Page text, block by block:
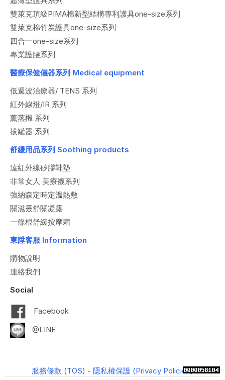
雙萊克頂級PIMA棉新型結構專利護具one-size系列
雙萊克棉竹炭護具one-size系列
四合一one-size系列
專業護腰系列
醫療保健儀器系列 Medical equipment
低週波治療器/ TENS 系列
紅外線燈/IR 系列
薰蒸機 系列
拔罐器 系列
舒緩用品系列 Soothing products
遠紅外線矽膠鞋墊
非常女人 美療襪系列
強納森定時定溫熱敷
關滋靈舒關凝露
一條根舒緩按摩霜
東陞客服 Information
購物說明
連絡我們
Social
Facebook
@LINE
服務條款 (TOS) - 隱私權保護 (Privacy Policies)